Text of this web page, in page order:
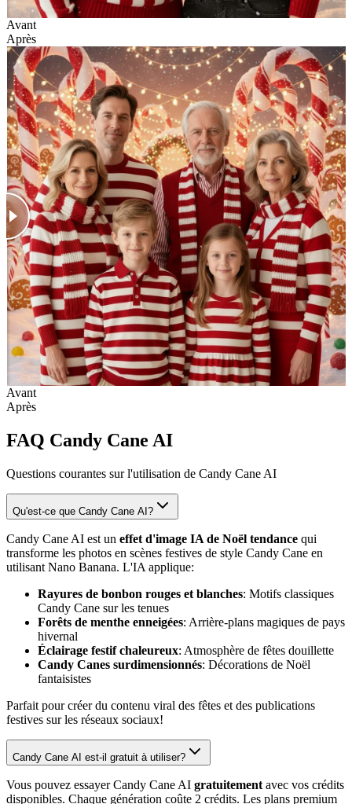
Avant
Après
Avant
Après
FAQ Candy Cane AI
Questions courantes sur l'utilisation de Candy Cane AI
Qu'est-ce que Candy Cane AI?
Candy Cane AI est un effet d'image IA de Noël tendance qui
transforme les photos en scènes festives de style Candy Cane en
utilisant Nano Banana. L'IA applique:
Rayures de bonbon rouges et blanches: Motifs classiques
Candy Cane sur les tenues
Forêts de menthe enneigées: Arrière-plans magiques de pays
hivernal
Éclairage festif chaleureux: Atmosphère de fêtes douillette
Candy Canes surdimensionnés: Décorations de Noël
fantaisistes
Parfait pour créer du contenu viral des fêtes et des publications
festives sur les réseaux sociaux!
Candy Cane AI est-il gratuit à utiliser?
Vous pouvez essayer Candy Cane AI gratuitement avec vos crédits
disponibles. Chaque génération coûte 2 crédits. Les plans premium